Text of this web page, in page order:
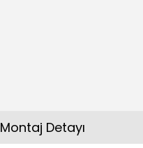
Montaj Detayı